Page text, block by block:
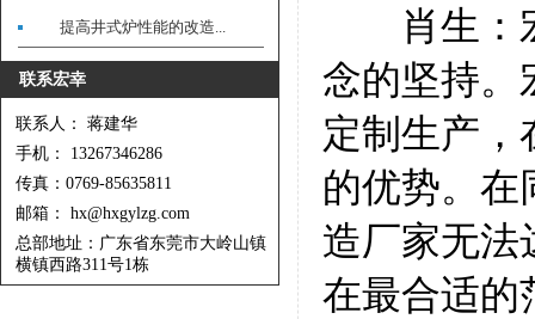
提高井式炉性能的改造...
联系宏幸
联系人： 蒋建华
手机： 13267346286
传真：0769-85635811
邮箱： hx@hxgylzg.com
总部地址：广东省东莞市大岭山镇
横镇西路311号1栋
肖生：宏
念的坚持。
定制生产，
的优势。在
造厂家无法
在最合适的